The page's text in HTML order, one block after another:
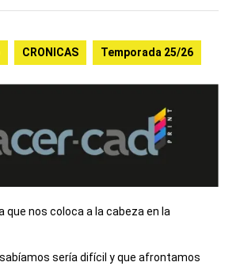
CRONICAS Temporada 25/26
nos coloca a la cabeza en la
sería difícil y que afrontamos